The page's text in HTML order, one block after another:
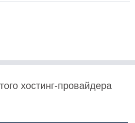
хостинг-провайдера